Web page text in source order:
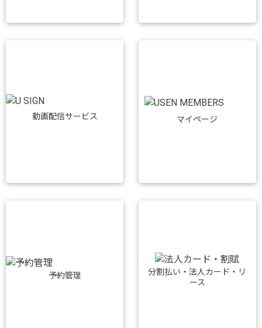
動画配信サービス マイページ
予約管理
分割払い・法人カード・リ
ース